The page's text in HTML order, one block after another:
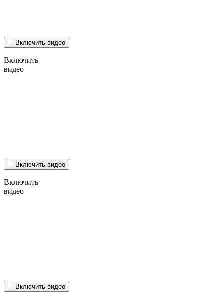
Включить видео
Включить
видео
Включить видео
Включить
видео
Включить видео